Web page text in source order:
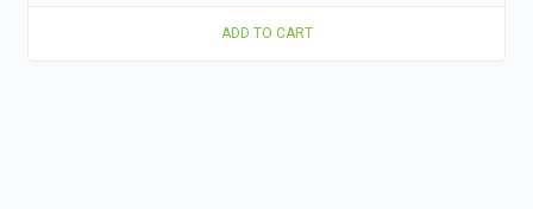
ADD TO CART